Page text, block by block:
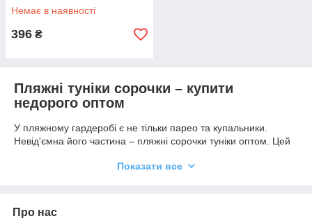
Немає в наявності
396 ₴
Пляжні туніки сорочки – купити
недорого оптом
У пляжному гардеробі є не тільки парео та купальники.
Невід'ємна його частина – пляжні сорочки туніки оптом. Цей
використовуються натуральні, легкі та повітропроникні
кольорах за доступною ціною.
Показати все
Про нас